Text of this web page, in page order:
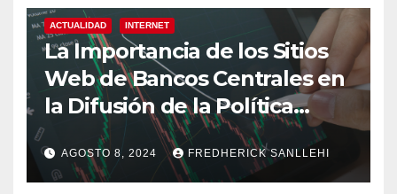
ACTUALIDAD INTERNET
La Importancia de los Sitios
Web de Bancos Centrales en
la Difusión de la Política
Monetaria
AGOSTO 8, 2024 FREDHERICK SANLLEHI